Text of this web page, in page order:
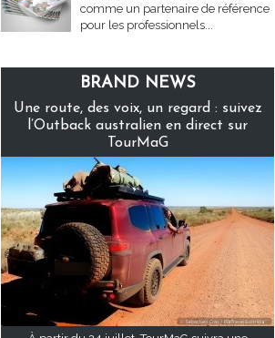
comme un partenaire de référence
pour les professionnels...
BRAND NEWS
Une route, des voix, un regard : suivez
l’Outback australien en direct sur
TourMaG